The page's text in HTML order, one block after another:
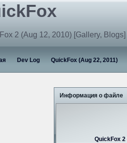
2 (Aug 12, 2010) [Gallery, Blogs]
Dev Log QuickFox (Aug 22, 2011)
Информация о файле
QuickFox 2